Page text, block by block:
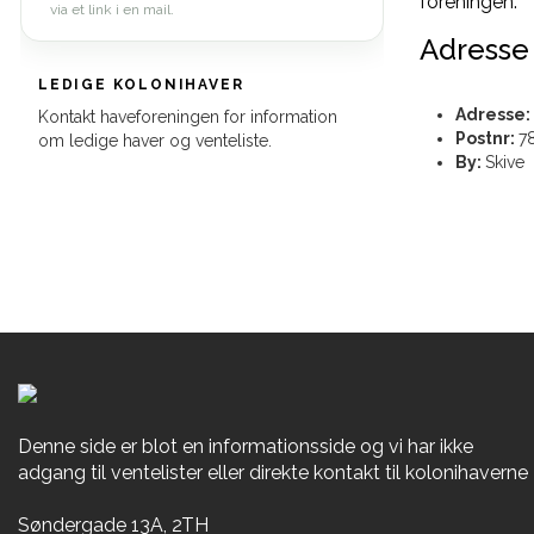
via et link i en mail.
LEDIGE KOLONIHAVER
Kontakt haveforeningen for information
om ledige haver og venteliste.
Adresse
Adresse:
Postnr:
By: Skive
Denne side er blot en informationsside og vi har ikke
adgang til ventelister eller direkte kontakt til kolonihaverne
Søndergade 13A, 2TH